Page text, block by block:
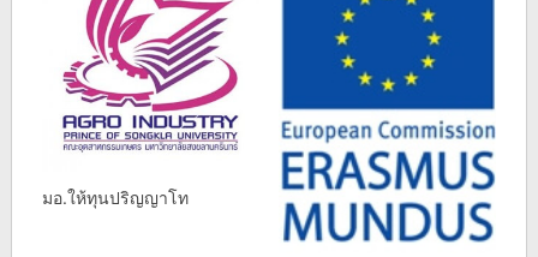
มอ.ให้ทุนปริญญาโท